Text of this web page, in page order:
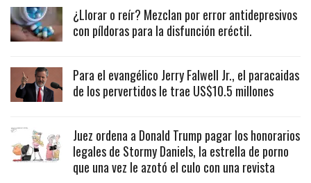
¿Llorar o reír? Mezclan por error antidepresivos
con píldoras para la disfunción eréctil.
Para el evangélico Jerry Falwell Jr., el paracaidas
de los pervertidos le trae US$10.5 millones
Juez ordena a Donald Trump pagar los honorarios
legales de Stormy Daniels, la estrella de porno
que una vez le azotó el culo con una revista